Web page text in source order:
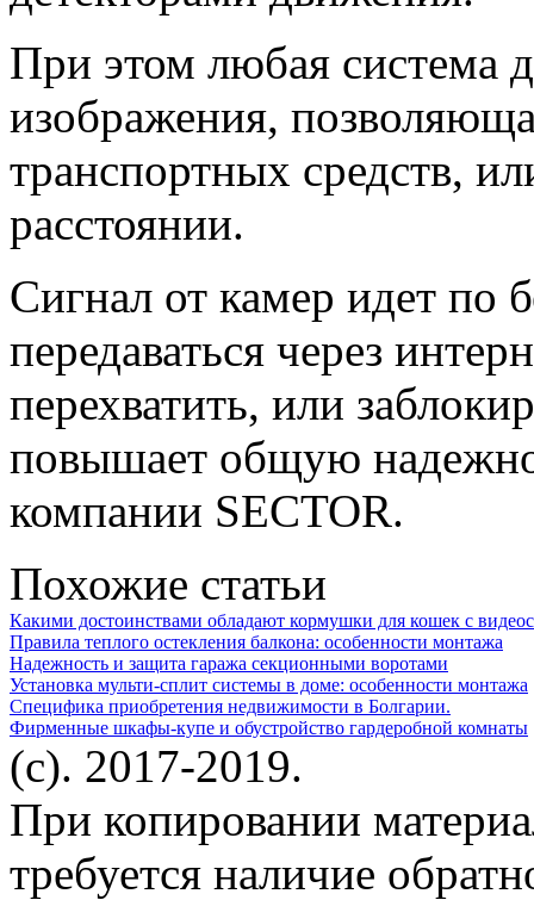
При этом любая система
изображения,
транспортных средств,
расстоянии.
Сигнал от камер идет по
передаваться через
перехватить, или
повышает общую
компании SECTOR.
Похожие статьи
Какими достоинствами обладают кормушки для кошек с
Правила теплого остекления балкона: особенности монтажа
Надежность и защита гаража секционными воротами
Установка мульти-сплит системы в доме: особенности монтажа
Специфика приобретения недвижимости в Болгарии.
Фирменные шкафы-купе и обустройство гардеробной комнаты
(c). 2017-2019.
При копировании
требуется наличие